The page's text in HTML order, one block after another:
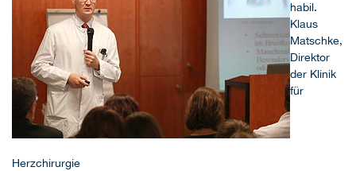
habil.
Klaus
Matschke,
Direktor
der Klinik
für
Herzchirurgie